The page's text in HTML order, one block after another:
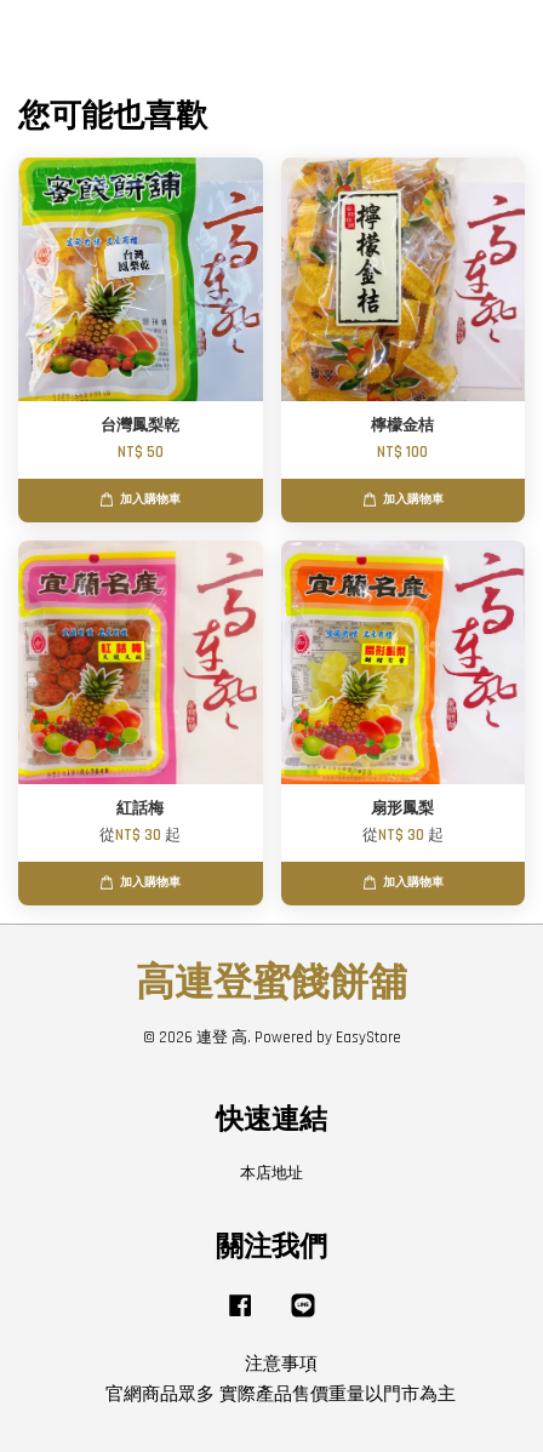
您可能也喜歡
台灣鳳梨乾
NT$ 50
加入購物車
檸檬金桔
NT$ 100
加入購物車
紅話梅
從NT$ 30 起
加入購物車
扇形鳳梨
從NT$ 30 起
加入購物車
高連登蜜餞餅舖
© 2026 連登 高. Powered by EasyStore
快速連結
本店地址
關注我們
Facebook
注意事項
官網商品眾多 實際產品售價重量以門市為主